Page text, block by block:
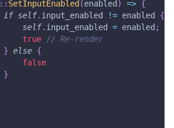
:: SetInputEnabled (enabled ) => {
if self. input_enabled != enabled {
self. input_enabled = enabled ;
true
// Re-render
} else {
false
}